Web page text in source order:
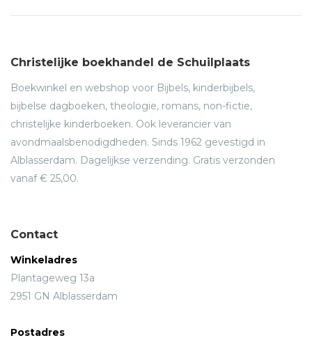
Christelijke boekhandel de Schuilplaats
Boekwinkel en webshop voor Bijbels, kinderbijbels,
bijbelse dagboeken, theologie, romans, non-fictie,
christelijke kinderboeken. Ook leverancier van
avondmaalsbenodigdheden. Sinds 1962 gevestigd in
Alblasserdam. Dagelijkse verzending. Gratis verzonden
vanaf € 25,00.
Contact
Winkeladres
Plantageweg 13a
2951 GN Alblasserdam
Postadres